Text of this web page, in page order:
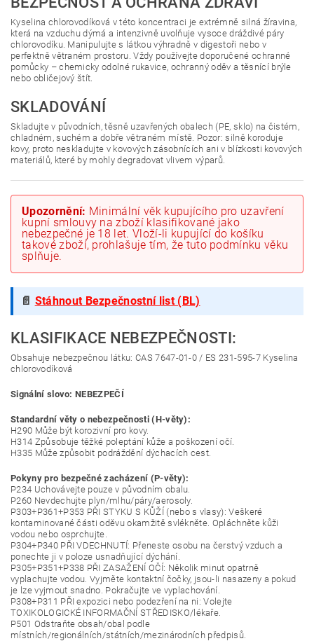
Kyselina chlorovodíková v této koncentraci je extrémně silná žíravina,
která na vzduchu dýmá a intenzivně uvolňuje vysoce dráždivé páry
chlorovodíku. Manipulujte s látkou výhradně v digestoři nebo v
perfektně větraném prostoru. Vždy používejte doporučené ochranné
pomůcky – chemicky odolné rukavice, ochranný oděv a těsnící brýle
nebo obličejový štít.
SKLADOVÁNÍ
Skladujte v původních, těsně uzavřených obalech (PE, sklo) na čistém,
chladném, suchém a dobře větraném místě. Pozor: silně koroduje
kovy, proto neskladujte v kovových zásobnících ani v blízkosti kovových
materiálů, které by mohly degradovat vlivem výparů.
Upozornění: Minimální věk kupujícího pro uzavření
kupní smlouvy na zboží klasifikované jako
nebezpečné je 18 let. Vloží-li kupující do košíku
takové zboží, prohlašuje tím, že tuto podmínku věku
splňuje.
📄 Stáhnout Bezpečnostní list (BL)
KLASIFIKACE NEBEZPEČNOSTI:
Obsahuje nebezpečnou látku: CAS 7647-01-0 / ES 231-595-7 Kyselina
chlorovodíková
Signální slovo: NEBEZPEČÍ
Standardní věty o nebezpečnosti (H-věty):
H290 Může být korozivní pro kovy.
H314 Způsobuje těžké poleptání kůže a poškození očí.
H335 Může způsobit podráždění dýchacích cest.
Pokyny pro bezpečné zacházení (P-věty):
P234 Uchovávejte pouze v původním obalu.
P260 Nevdechujte plyn/mlhu/páry/aerosoly.
P303+P361+P353 PŘI STYKU S KŮŽÍ (nebo s vlasy): Veškeré
kontaminované části oděvu okamžitě svlékněte. Opláchněte kůži
vodou nebo osprchujte.
P304+P340 PŘI VDECHNUTÍ: Přeneste osobu na čerstvý vzduch a
ponechte ji v poloze usnadňující dýchání.
P305+P351+P338 PŘI ZASAŽENÍ OČÍ: Několik minut opatrně
vyplachujte vodou. Vyjměte kontaktní čočky, jsou-li nasazeny a pokud
je lze vyjmout snadno. Pokračujte ve vyplachování.
P308+P311 PŘI expozici nebo podezření na ni: Volejte
TOXIKOLOGICKÉ INFORMAČNÍ STŘEDISKO/lékaře.
P501 Odstraňte obsah/obal podle
místních/regionálních/státních/mezinárodních předpisů.